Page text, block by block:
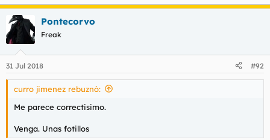
Pontecorvo
Freak
31 Jul 2018 #92
curro jimenez rebuznó:
Me parece correctisimo.
Venga. Unas fotillos